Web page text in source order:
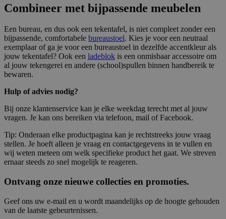
Combineer met bijpassende meubelen
Een bureau, en dus ook een tekentafel, is niet compleet zonder een
bijpassende, comfortabele bureaustoel. Kies je voor een neutraal
exemplaar of ga je voor een bureaustoel in dezelfde accentkleur als
jouw tekentafel? Ook een ladeblok is een onmisbaar accessoire om
al jouw tekengerei en andere (school)spullen binnen handbereik te
bewaren.
Hulp of advies nodig?
Bij onze klantenservice kan je elke weekdag terecht met al jouw
vragen. Je kan ons bereiken via telefoon, mail of Facebook.
Tip: Onderaan elke productpagina kan je rechtstreeks jouw vraag
stellen. Je hoeft alleen je vraag en contactgegevens in te vullen en
wij weten meteen om welk specifieke product het gaat. We streven
ernaar steeds zo snel mogelijk te reageren.
Ontvang onze nieuwe collecties en promoties.
Geef ons uw e-mail en u wordt maandelijks op de hoogte gehouden
van de laatste gebeurtenissen.